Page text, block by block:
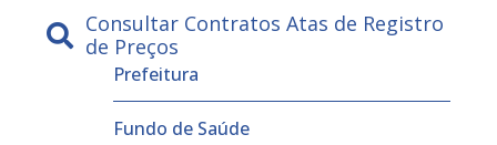
Consultar Contratos Atas de Registro
de Preços
Prefeitura
Fundo de Saúde